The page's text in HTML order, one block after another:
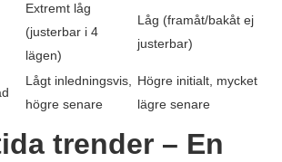
Extremt låg
(justerbar i 4
lägen)
Låg (framåt/bakåt ej
justerbar)
Lågt inledningsvis,
högre senare
Högre initialt, mycket
lägre senare
trender – En